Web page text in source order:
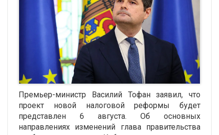
Премьер-министр Василий Тофан заявил, что
проект новой налоговой реформы будет
представлен 6 августа. Об основных
направлениях изменений глава правительства